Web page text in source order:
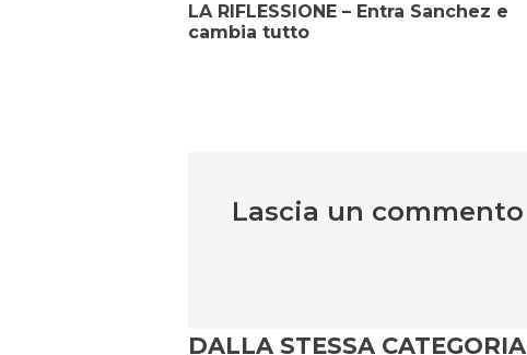
LA RIFLESSIONE – Entra Sanchez e
cambia tutto
Lascia un commento
DALLA STESSA CATEGORIA